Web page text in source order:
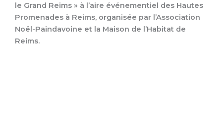
le Grand Reims » à l’aire événementiel des Hautes
Promenades à Reims, organisée par l’Association
Noël-Paindavoine et la Maison de l’Habitat de
Reims.